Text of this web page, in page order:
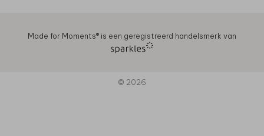
Made for Moments®️ is een geregistreerd handelsmerk van
© 2026